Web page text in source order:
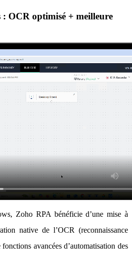
OCR optimisé + meilleure
Zoho RPA bénéficie d’une mise à
native de l’OCR (reconnaissance
avancées d’automatisation des